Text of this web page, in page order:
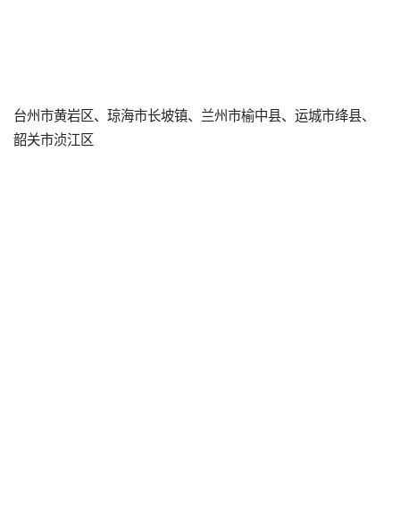
台州市黄岩区、琼海市长坡镇、兰州市榆中县、运城市绛县、
韶关市浈江区